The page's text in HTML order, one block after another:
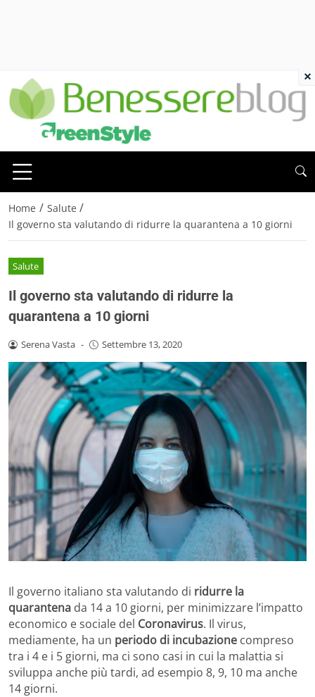
Home / Salute /
Il governo sta valutando di ridurre la quarantena a 10 giorni
Salute
Il governo sta valutando di ridurre la
quarantena a 10 giorni
Serena Vasta - Settembre 13, 2020
Il governo italiano sta valutando di ridurre la
quarantena da 14 a 10 giorni, per minimizzare l’impatto
economico e sociale del Coronavirus. Il virus,
mediamente, ha un periodo di incubazione compreso
tra i 4 e i 5 giorni, ma ci sono casi in cui la malattia si
sviluppa anche più tardi, ad esempio 8, 9, 10 ma anche
14 giorni.
×